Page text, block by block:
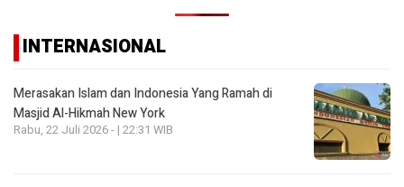
INTERNASIONAL
Merasakan Islam dan Indonesia Yang Ramah di
Masjid Al-Hikmah New York
Rabu, 22 Juli 2026 - | 22:31 WIB